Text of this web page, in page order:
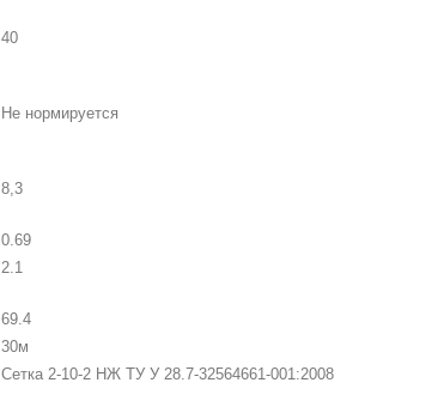
40
Не нормируется
8,3
0.69
2.1
69.4
30м
Сетка 2-10-2 НЖ ТУ У 28.7-32564661-001:2008